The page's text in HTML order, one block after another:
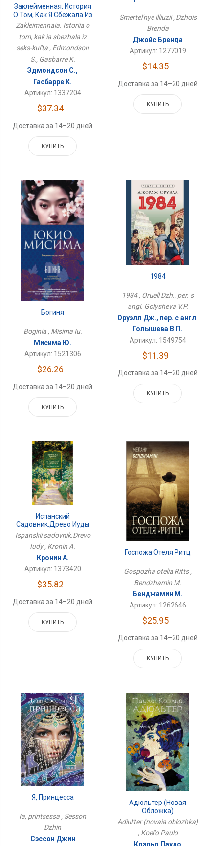
Заклейменная. История
О Том, Как Я Сбежала Из
Секс-Культа
Zakleimennaia. Istoriia o
tom, kak ia sbezhala iz
seks-kul'ta , Edmondson
S., Gasbarre K.
Эдмондсон С.,
Гасбарре К.
Артикул: 1337204
$37.34
Доставка за 14–20 дней
КУПИТЬ
Smertel'nye illiuzii , Dzhois
Brenda
Джойс Бренда
Артикул: 1277019
$14.35
Доставка за 14–20 дней
КУПИТЬ
Богиня
Boginia , Misima Iu.
Мисима Ю.
Артикул: 1521306
$26.26
Доставка за 14–20 дней
КУПИТЬ
1984
1984 , Oruell Dzh., per. s
angl. Golysheva V.P.
Оруэлл Дж., пер. с англ.
Голышева В.П.
Артикул: 1549754
$11.39
Доставка за 14–20 дней
КУПИТЬ
Испанский
Садовник.Древо Иуды
Ispanskii sadovnik.Drevo
Iudy , Kronin A.
Кронин А.
Артикул: 1373420
$35.82
Доставка за 14–20 дней
КУПИТЬ
Госпожа Отеля Ритц
Gospozha otelia Ritts ,
Bendzhamin M.
Бенджамин М.
Артикул: 1262646
$25.95
Доставка за 14–20 дней
КУПИТЬ
Я, Принцесса
Ia, printsessa , Sesson
Dzhin
Сэссон Джин
Адюльтер (новая
Обложка)
Adiul'ter (novaia oblozhka)
, Koel'o Paulo
Коэльо Пауло